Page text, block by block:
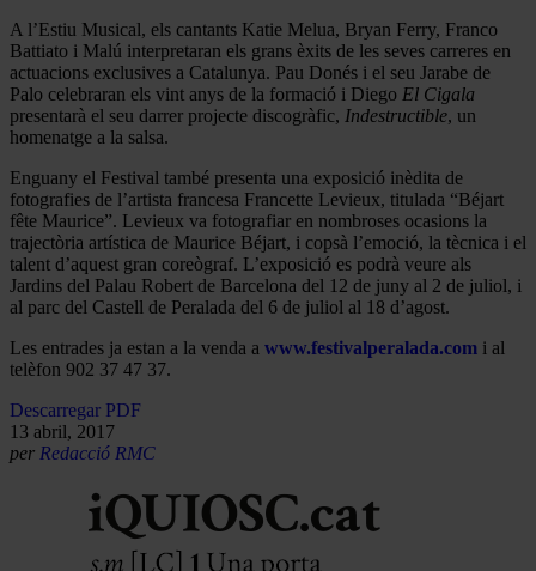
A l’Estiu Musical, els cantants Katie Melua, Bryan Ferry, Franco
Battiato i Malú interpretaran els grans èxits de les seves carreres en
actuacions exclusives a Catalunya. Pau Donés i el seu Jarabe de
Palo celebraran els vint anys de la formació i Diego El Cigala
presentarà el seu darrer projecte discogràfic, Indestructible, un
homenatge a la salsa.
Enguany el Festival també presenta una exposició inèdita de
fotografies de l’artista francesa Francette Levieux, titulada “Béjart
fête Maurice”. Levieux va fotografiar en nombroses ocasions la
trajectòria artística de Maurice Béjart, i copsà l’emoció, la tècnica i el
talent d’aquest gran coreògraf. L’exposició es podrà veure als
Jardins del Palau Robert de Barcelona del 12 de juny al 2 de juliol, i
al parc del Castell de Peralada del 6 de juliol al 18 d’agost.
Les entrades ja estan a la venda a www.festivalperalada.com i al
telèfon 902 37 47 37.
Descarregar PDF
13 abril, 2017
per Redacció RMC